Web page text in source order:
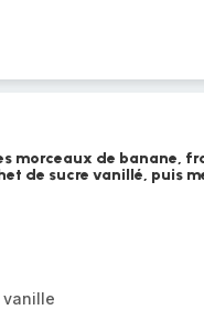
morceaux de banane,
de sucre vanillé, puis
vanille